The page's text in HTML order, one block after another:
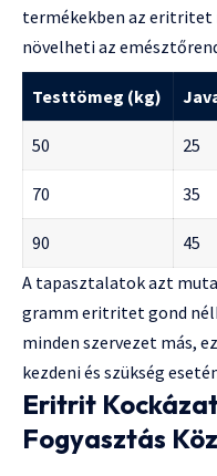
termékekben az
növelheti az
Testtömeg (kg)
50 25
70 35
90
45
A tapasztalatok azt
gramm eritritet gond
minden szervezet más,
kezdeni és szükség
Eritrit
Fogyasztás